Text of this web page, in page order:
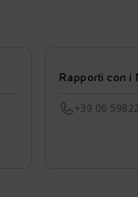
Rapporti con i
+39 06